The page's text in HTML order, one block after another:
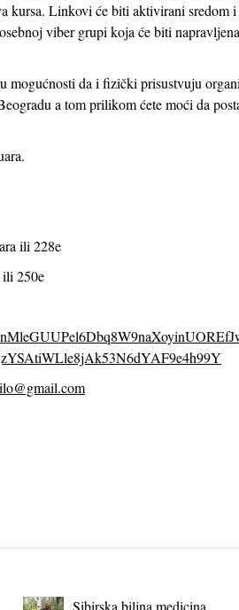
kursa. Linkovi će biti aktivirani sredom i
viber grupi koja će biti
mogućnosti da i fizički prisustvuju
a tom prilikom ćete moći da
ili 228e
ili 250e
Sibirska biljna medicina